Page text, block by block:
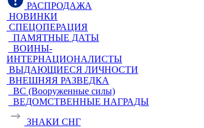
РАСПРОДАЖА
НОВИНКИ
СПЕЦОПЕРАЦИЯ
ПАМЯТНЫЕ ДАТЫ
ВОИНЫ-
ИНТЕРНАЦИОНАЛИСТЫ
ВЫДАЮЩИЕСЯ ЛИЧНОСТИ
ВНЕШНЯЯ РАЗВЕДКА
ВС (Вооруженные силы)
ВЕДОМСТВЕННЫЕ НАГРАДЫ
ЗНАКИ СНГ